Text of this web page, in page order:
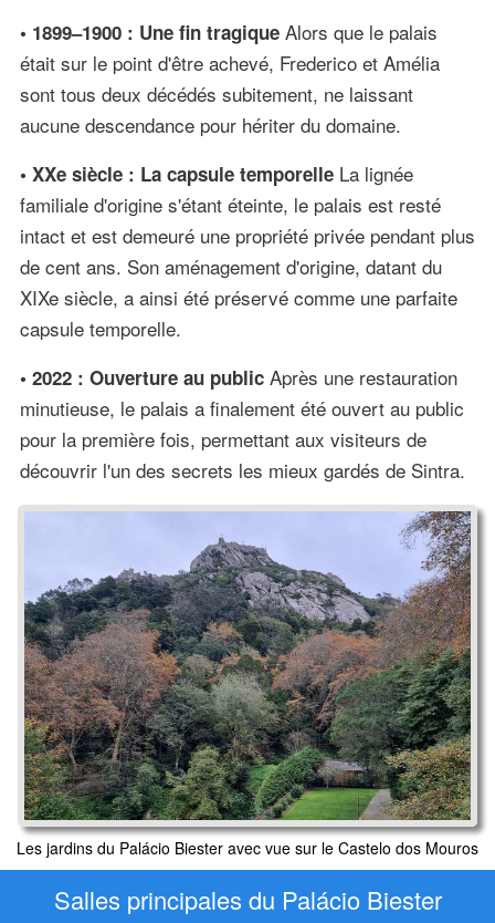
• 1899–1900 : Une fin tragiqueAlors que le palais
était sur le point d'être achevé, Frederico et Amélia
sont tous deux décédés subitement, ne laissant
aucune descendance pour hériter du domaine.
• XXe siècle : La capsule temporelleLa lignée
familiale d'origine s'étant éteinte, le palais est resté
intact et est demeuré une propriété privée pendant plus
de cent ans. Son aménagement d'origine, datant du
XIXe siècle, a ainsi été préservé comme une parfaite
capsule temporelle.
• 2022 : Ouverture au publicAprès une restauration
minutieuse, le palais a finalement été ouvert au public
pour la première fois, permettant aux visiteurs de
découvrir l'un des secrets les mieux gardés de Sintra.
Les jardins du Palácio Biester avec vue sur le Castelo dos Mouros
Salles principales du Palácio Biester